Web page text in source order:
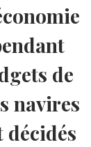
de
navires
décidés